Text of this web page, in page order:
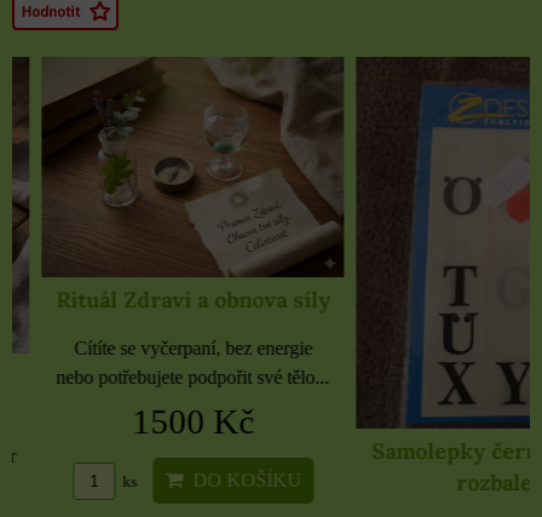
Rituál Zdraví a obnova síly
Cítíte se vyčerpaní, bez energie
nebo potřebujete podpořit své tělo...
1500 Kč
ks DO KOŠÍKU
Samolepky černé
rozbaleno